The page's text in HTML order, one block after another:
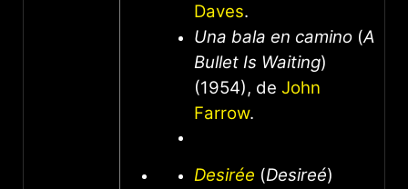
Daves.
Una bala en camino (A
Bullet Is Waiting)
(1954), de John
Farrow.
Desirée (Desireé)